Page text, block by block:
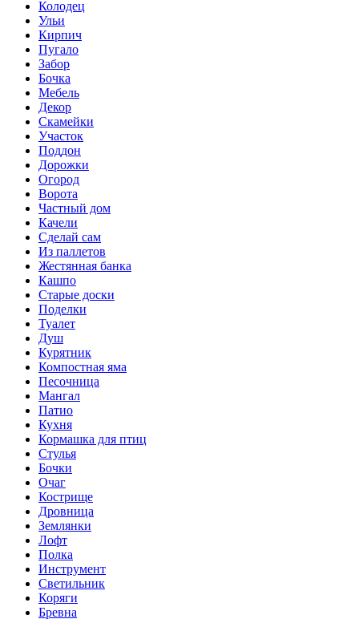
Колодец
Ульи
Кирпич
Пугало
Забор
Бочка
Мебель
Декор
Скамейки
Участок
Поддон
Дорожки
Огород
Ворота
Частный дом
Качели
Сделай сам
Из паллетов
Жестянная банка
Кашпо
Старые доски
Поделки
Туалет
Душ
Курятник
Компостная яма
Песочница
Мангал
Патио
Кухня
Кормашка для птиц
Стулья
Бочки
Очаг
Кострище
Дровница
Землянки
Лофт
Полка
Инструмент
Светильник
Коряги
Бревна